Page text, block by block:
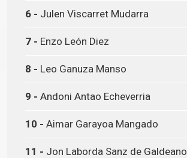
6 - Julen Viscarret Mudarra
7 - Enzo León Diez
8 - Leo Ganuza Manso
9 - Andoni Antao Echeverria
10 - Aimar Garayoa Mangado
11 - Jon Laborda Sanz de Galdeano